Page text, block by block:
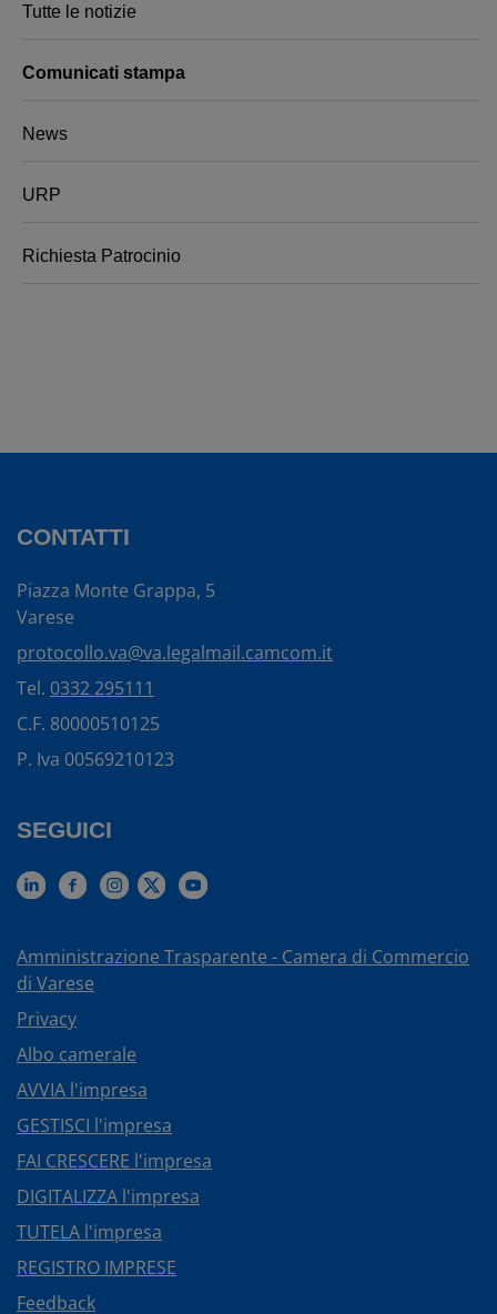
Tutte le notizie
Comunicati stampa
News
URP
Richiesta Patrocinio
CONTATTI
Piazza Monte Grappa, 5
Varese
protocollo.va@va.legalmail.camcom.it
Tel. 0332 295111
C.F. 80000510125
P. Iva 00569210123
SEGUICI
Amministrazione Trasparente - Camera di Commercio
di Varese
Privacy
Albo camerale
AVVIA l'impresa
GESTISCI l'impresa
FAI CRESCERE l'impresa
DIGITALIZZA l'impresa
TUTELA l'impresa
REGISTRO IMPRESE
Feedback